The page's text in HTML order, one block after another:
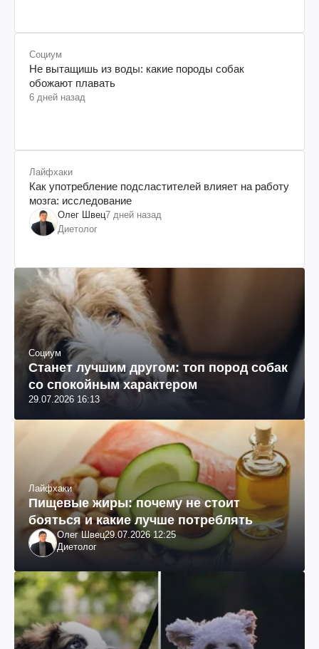
Социум
Не вытащишь из воды: какие породы собак
обожают плавать
6 дней назад
Лайфхаки
Как употребление подсластителей влияет на работу
мозга: исследование
Олег Швец7 дней назад
Диетолог
Социум
Станет лучшим другом: топ пород собак
со спокойным характером
29.07.2026 16:13
Лайфхаки
Пищевые жиры: почему не стоит
бояться и какие лучше потреблять
Олег Швец29.07.2026 12:25
Диетолог